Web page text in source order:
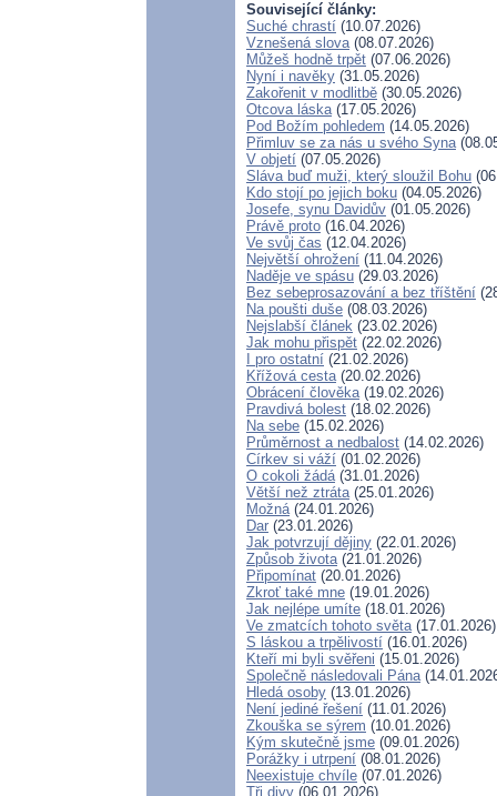
Související články:
Suché chrastí (10.07.2026)
Vznešená slova(08.07.2026)
Můžeš hodně trpět (07.06.2026)
Nyní i navěky (31.05.2026)
Zakořenit v modlitbě (30.05.2026)
Otcova láska(17.05.2026)
Pod Božím pohledem (14.05.2026)
Přimluv se za nás u svého Syna
V objetí (07.05.2026)
Sláva buď muži, který sloužil Bohu
Kdo stojí po jejich boku (04.05.2026)
Josefe, synu Davidův (01.05.2026)
Právě proto (16.04.2026)
Ve svůj čas (12.04.2026)
Největší ohrožení (11.04.2026)
Naděje ve spásu (29.03.2026)
Bez sebeprosazování a bez tříštění
Na poušti duše (08.03.2026)
Nejslabší článek (23.02.2026)
Jak mohu přispět (22.02.2026)
I pro ostatní (21.02.2026)
Křížová cesta(20.02.2026)
Obrácení člověka(19.02.2026)
Pravdivá bolest (18.02.2026)
Na sebe (15.02.2026)
Průměrnost a nedbalost (14.02.2026)
Církev si váží (01.02.2026)
O cokoli žádá(31.01.2026)
Větší než ztráta(25.01.2026)
Možná(24.01.2026)
Dar (23.01.2026)
Jak potvrzují dějiny (22.01.2026)
Způsob života(21.01.2026)
Připomínat (20.01.2026)
Zkroť také mne (19.01.2026)
Jak nejlépe umíte (18.01.2026)
Ve zmatcích tohoto světa(17.01.2026)
S láskou a trpělivostí (16.01.2026)
Kteří mi byli svěřeni (15.01.2026)
Společně následovali Pána
Hledá osoby (13.01.2026)
Není jediné řešení (11.01.2026)
Zkouška se sýrem (10.01.2026)
Kým skutečně jsme (09.01.2026)
Porážky i utrpení (08.01.2026)
Neexistuje chvíle (07.01.2026)
Tři divy (06.01.2026)